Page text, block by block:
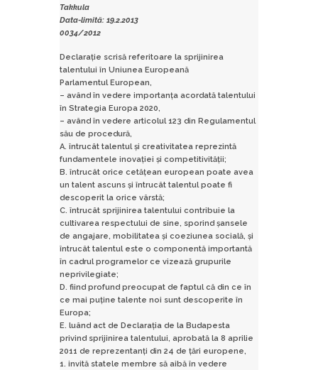
Takkula
Data-limită: 19.2.2013
0034/2012
Declarație scrisă referitoare la sprijinirea
talentului în Uniunea Europeană
Parlamentul European,
– având în vedere importanța acordată talentului
în Strategia Europa 2020,
– având în vedere articolul 123 din Regulamentul
său de procedură,
A. întrucât talentul și creativitatea reprezintă
fundamentele inovației și competitivității;
B. întrucât orice cetățean european poate avea
un talent ascuns și întrucât talentul poate fi
descoperit la orice vârstă;
C. întrucât sprijinirea talentului contribuie la
cultivarea respectului de sine, sporind șansele
de angajare, mobilitatea și coeziunea socială, și
întrucât talentul este o componentă importantă
în cadrul programelor ce vizează grupurile
neprivilegiate;
D. fiind profund preocupat de faptul că din ce în
ce mai puține talente noi sunt descoperite în
Europa;
E. luând act de Declarația de la Budapesta
privind sprijinirea talentului, aprobată la 8 aprilie
2011 de reprezentanți din 24 de țări europene,
1. invită statele membre să aibă în vedere